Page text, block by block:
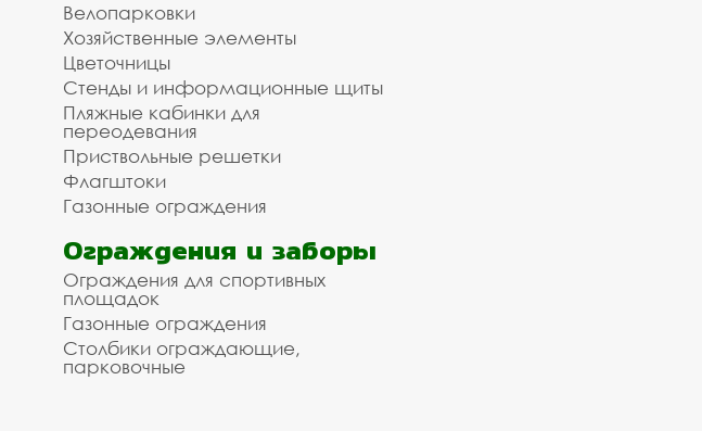
Велопарковки
Хозяйственные элементы
Цветочницы
Стенды и информационные щиты
Пляжные кабинки для
переодевания
Приствольные решетки
Флагштоки
Газонные ограждения
Ограждения и заборы
Ограждения для спортивных
площадок
Газонные ограждения
Столбики ограждающие,
парковочные